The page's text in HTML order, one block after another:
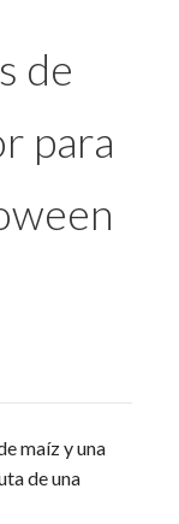
de
para
maíz y una
de una